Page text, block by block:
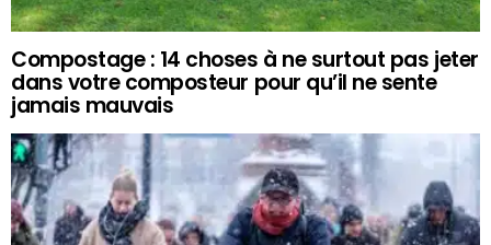
Compostage : 14 choses à ne surtout pas jeter
dans votre composteur pour qu’il ne sente
jamais mauvais